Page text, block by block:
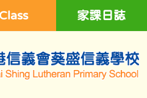
家課日誌